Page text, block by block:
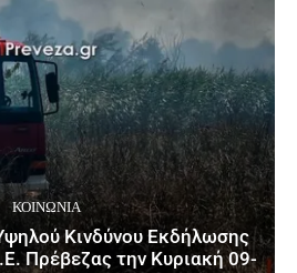
ΚΟΙΝΩΝΙΑ
Κινδύνου Εκδήλωσης
Πρέβεζας την Κυριακή 09-